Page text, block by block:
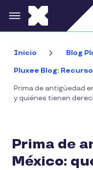
Pasar al contenido
Inicio Blog
Pluxee Blog:
Prima de antigüedad
y quiénes tienen
Prima de
México: